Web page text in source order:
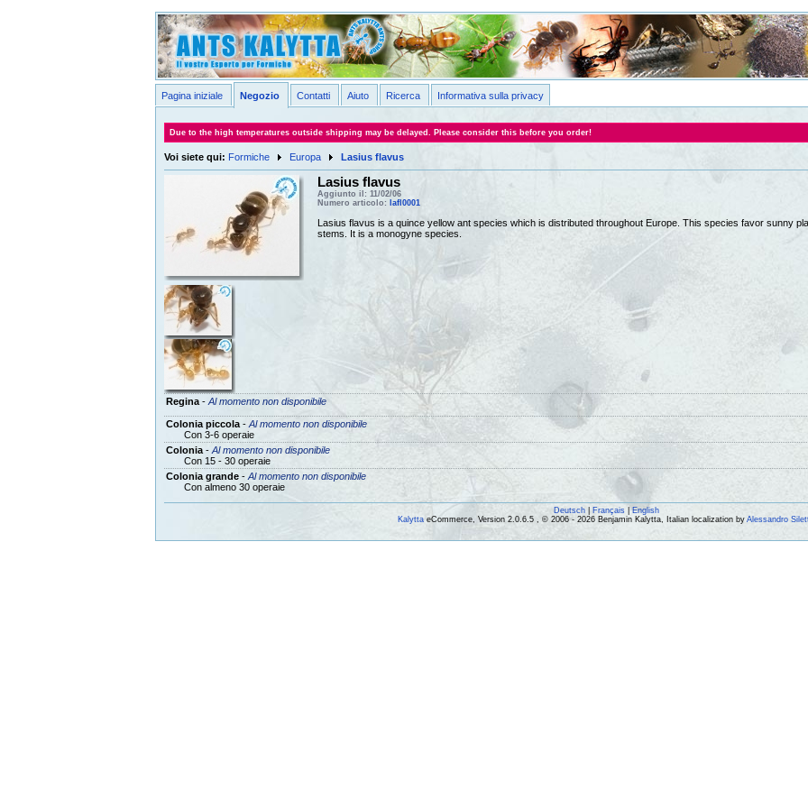
Pagina iniziale Negozio Contatti Aiuto Ricerca Informativa sulla privacy
Due to the high temperatures outside shipping may be delayed. Please consider this before you order!
Voi siete qui: Formiche Europa Lasius flavus
Lasius flavus
Aggiunto il: 11/02/06
Numero articolo:
lafl0001
Lasius flavus is a quince yellow ant species which is distributed throughout Europe. This species favor sunny
stems. It is a monogyne species.
Regina- Al momento non disponibile
Colonia piccola- Al momento non disponibile
Con 3-6 operaie
Colonia- Al momento non disponibile
Con 15 - 30 operaie
Colonia grande- Al momento non disponibile
Con almeno 30 operaie
Deutsch| Français|English
Kalytta eCommerce, Version 2.0.6.5 , © 2006 - 2026 Benjamin Kalytta, Italian localization by Alessandro